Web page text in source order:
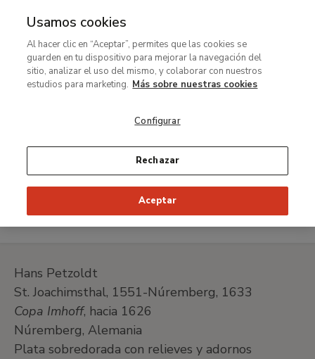
MENÚ
contenido
principal
Ruta
de
Exposiciones
​​​​​​​Tesoros de la colección de la familia Thyssen-
Copa Imhoff
The Imhoff Standing Cup
Hans Petzoldt
St. Joachimsthal, 1551-Núremberg, 1633
Copa Imhoff, hacia 1626
Núremberg, Alemania
Plata sobredorada con relieves y adornos
Usamos cookies
Al hacer clic en “Aceptar”, permites que las cookies se
guarden en tu dispositivo para mejorar la navegación del
sitio, analizar el uso del mismo, y colaborar con nuestros
estudios para marketing. Más sobre nuestras cookies
Configurar
Rechazar
Aceptar